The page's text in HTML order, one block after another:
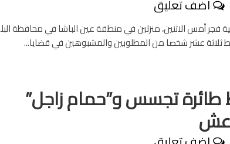
اضف تعليق
فجر أمس الاثنين، منزلين في منطقة عين الباشا في محافظة
ثلاثة عشر شخصا من المطلوبين والمشبوهين في قضايا...
طائرة تجسس و”حمام زاجل”